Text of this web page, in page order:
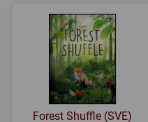
Forest Shuffle (SVE)